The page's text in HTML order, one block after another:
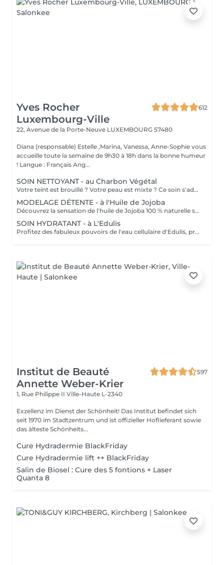
Yves Rocher
Luxembourg-Ville
612
22, Avenue de la Porte-Neuve LUXEMBOURG 57480
Diana (responsable) Estelle ,Marina, Vanessa, Anne-Sophie vous
accueille toute la semaine de 9h30 à 18h dans la bonne humeur
! Langue : Français Ang...
SOIN NETTOYANT - au Charbon Végétal
Votre teint est brouillé ? Votre peau est mixte ? Ce soin s'adresse à vous. Votre peau est nettoyée par une exfoliation douce, sous vapeur, complétée par une extraction des comédons. Pour finir, l'application d'un masque purifie la zone médiane (front, nez, menton), et hydrate le reste de votre visage. Bénéfices : Detoxifié et hydraté, votre visage retrouve un teint unifié, frais et lumineux.
MODELAGE DÉTENTE - à l'Huile de Jojoba
Découvrez la sensation de l'huile de Jojoba 100 % naturelle sur votre peau. Nourrie, votre peau retrouve tout son confort. Libéré de ses tensions grâce aux mains habiles de notre esthéticienne, votre visage est détendu. Bénéfices : Nourrie, votre peau retrouve tout son confort.
SOIN HYDRATANT - à L'Edulis
Profitez des fabuleux pouvoirs de l'eau cellulaire d'Edulis, précieuse source d'hydratation continue. Après la brumisation du Sérum concentré en eau cellulaire, le Masque Crème ressourçant se transforme en une texture soyeuse qui fond sur votre peau sous le délicat modelage de notre esthéticienne. Bénéfices : Gorgée d'eau, votre peau retrouve douceur, souplesse et éclat. Retrouvez le confort dune peau hydratée en continu.
Institut de Beauté
Annette Weber-Krier
597
1, Rue Philippe II Ville-Haute L-2340
Exzellenz im Dienst der Schönheit! Das Institut befindet sich
seit 1970 im Stadtzentrum und ist offizieller Hoflieferant sowie
das älteste Schönheits...
Cure Hydradermie BlackFriday
Cure Hydradermie lift ++ BlackFriday
Salin de Biosel : Cure des 5 fontions + Laser
Quanta 8